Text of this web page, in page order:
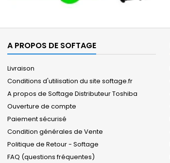
A PROPOS DE SOFTAGE
Livraison
Conditions d'utilisation du site softage.fr
A propos de Softage Distributeur Toshiba
Ouverture de compte
Paiement sécurisé
Condition générales de Vente
Politique de Retour - Softage
FAQ (questions fréquentes)